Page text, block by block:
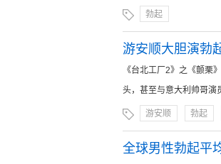
勃起
游安顺大胆演勃
《台北工厂2》之《颤栗
头，甚至与意大利帅哥演
游安顺 勃起
全球男性勃起平